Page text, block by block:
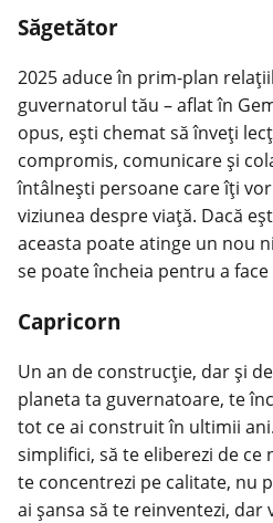
Săgetător
2025 aduce în prim-plan
guvernatorul tău – aflat în
opus, ești chemat să înveți
compromis, comunicare și
întâlnești persoane care îți
viziunea despre viață. Dacă
aceasta poate atinge un nou
se poate încheia pentru a
Capricorn
Un an de construcție, dar și
planeta ta guvernatoare, te
tot ce ai construit în ultimii
simplifici, să te eliberezi de ce
te concentrezi pe calitate, nu
ai șansa să te reinventezi, dar